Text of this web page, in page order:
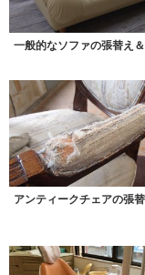
一般的なソファの張替え
アンティークチェアの張